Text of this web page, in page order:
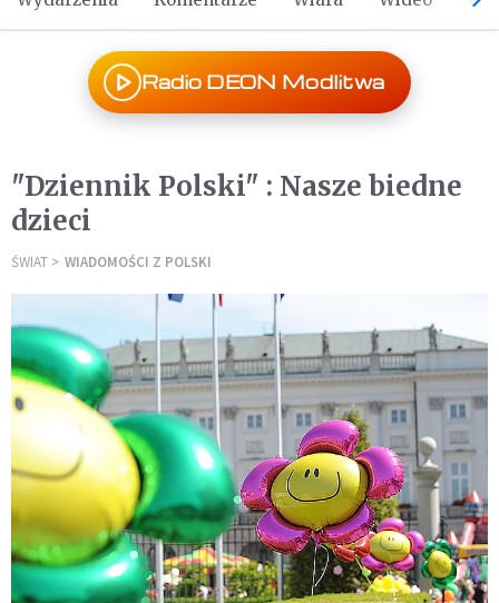
Radio DEON Modlitwa
"Dziennik Polski" : Nasze biedne
dzieci
ŚWIAT WIADOMOŚCI Z POLSKI